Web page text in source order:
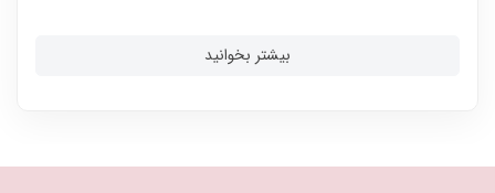
بیشتر بخوانید